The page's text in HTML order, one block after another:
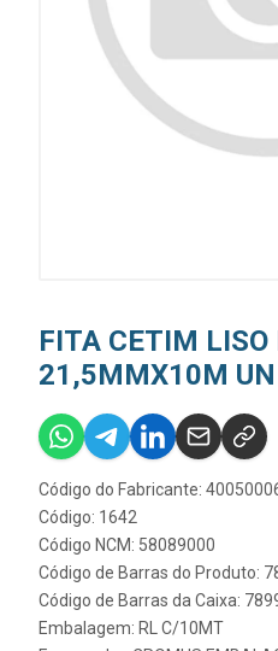
FITA CETIM LISO
21,5MMX10M UN
Código do Fabricante:
Código: 1642
Código NCM: 58089000
Código de Barras do Produto:
Código de Barras da Caixa:
Embalagem: RL C/10MT